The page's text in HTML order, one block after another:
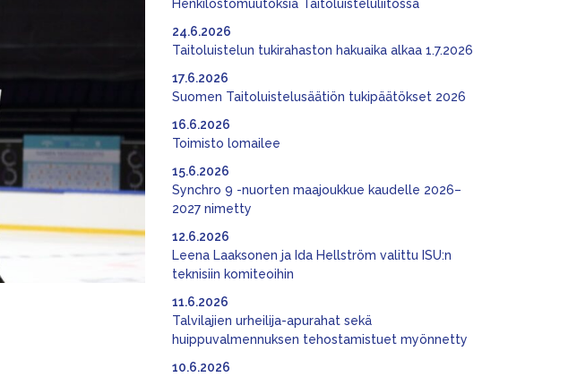
Henkilöstömuutoksia Taitoluisteluliitossa
Taitoluistelun tukirahaston hakuaika alkaa 1.7.2026
24.6.2026
Suomen Taitoluistelusäätiön tukipäätökset 2026
17.6.2026
Toimisto lomailee
16.6.2026
Synchro 9 -nuorten maajoukkue kaudelle 2026–
2027 nimetty
15.6.2026
Leena Laaksonen ja Ida Hellström valittu ISU:n
teknisiin komiteoihin
12.6.2026
Talvilajien urheilija-apurahat sekä
huippuvalmennuksen tehostamistuet myönnetty
11.6.2026
10.6.2026